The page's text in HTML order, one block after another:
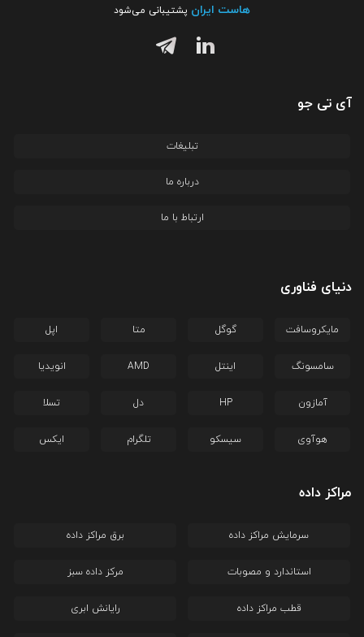
هاست ایران پشتیبانی می‌شود
آی تی جو
تبلیغات
درباره ما
ارتباط با ما
دنیای فناوری
مایکروسافت گوگل متا اپل
سامسونگ اینتل AMD انویدیا
آمازون HP دل تسلا
هوآوی سیسکو تلگرام ایکس
مراکز داده
سرمایش مراکز داده برق مراکز داده
استاندارد و مصوبات مرکز داده سبز
قطب مراکز داده رایانش ابری